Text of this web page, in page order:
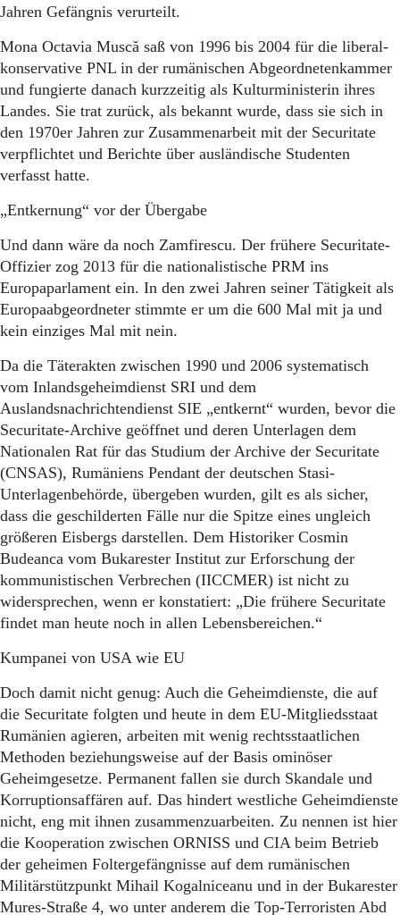
Jahren Gefängnis verurteilt.
Mona Octavia Muscă saß von 1996 bis 2004 für die liberal-
konservative PNL in der rumänischen Abgeordnetenkammer
und fungierte danach kurzzeitig als Kulturministerin ihres
Landes. Sie trat zurück, als bekannt wurde, dass sie sich in
den 1970er Jahren zur Zusammenarbeit mit der Securitate
verpflichtet und Berichte über ausländische Studenten
verfasst hatte.
„Entkernung“ vor der Übergabe
Und dann wäre da noch Zamfirescu. Der frühere Securitate-
Offizier zog 2013 für die nationalistische PRM ins
Europaparlament ein. In den zwei Jahren seiner Tätigkeit als
Europaabgeordneter stimmte er um die 600 Mal mit ja und
kein einziges Mal mit nein.
Da die Täterakten zwischen 1990 und 2006 systematisch
vom Inlandsgeheimdienst SRI und dem
Auslandsnachrichtendienst SIE „entkernt“ wurden, bevor die
Securitate-Archive geöffnet und deren Unterlagen dem
Nationalen Rat für das Studium der Archive der Securitate
(CNSAS), Rumäniens Pendant der deutschen Stasi-
Unterlagenbehörde, übergeben wurden, gilt es als sicher,
dass die geschilderten Fälle nur die Spitze eines ungleich
größeren Eisbergs darstellen. Dem Historiker Cosmin
Budeanca vom Bukarester Institut zur Erforschung der
kommunistischen Verbrechen (IICCMER) ist nicht zu
widersprechen, wenn er konstatiert: „Die frühere Securitate
findet man heute noch in allen Lebensbereichen.“
Kumpanei von USA wie EU
Doch damit nicht genug: Auch die Geheimdienste, die auf
die Securitate folgten und heute in dem EU-Mitgliedsstaat
Rumänien agieren, arbeiten mit wenig rechtsstaatlichen
Methoden beziehungsweise auf der Basis ominöser
Geheimgesetze. Permanent fallen sie durch Skandale und
Korruptionsaffären auf. Das hindert westliche Geheimdienste
nicht, eng mit ihnen zusammenzuarbeiten. Zu nennen ist hier
die Kooperation zwischen ORNISS und CIA beim Betrieb
der geheimen Foltergefängnisse auf dem rumänischen
Militärstützpunkt Mihail Kogalniceanu und in der Bukarester
Mures-Straße 4, wo unter anderem die Top-Terroristen Abd